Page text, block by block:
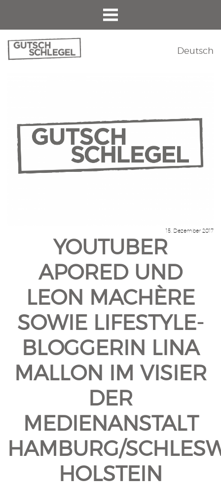
Deutsch
15. Dezember 2017
YOUTUBER
APORED UND
LEON MACHÈRE
SOWIE LIFESTYLE-
BLOGGERIN LINA
MALLON IM VISIER
DER
MEDIENANSTALT
HAMBURG/
HOLSTEIN